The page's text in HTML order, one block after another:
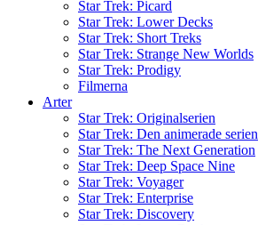
Star Trek: Picard
Star Trek: Lower Decks
Star Trek: Short Treks
Star Trek: Strange New Worlds
Star Trek: Prodigy
Filmerna
Arter
Star Trek: Originalserien
Star Trek: Den animerade serien
Star Trek: The Next Generation
Star Trek: Deep Space Nine
Star Trek: Voyager
Star Trek: Enterprise
Star Trek: Discovery